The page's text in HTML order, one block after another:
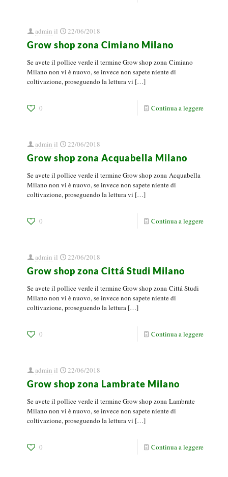
admin il 22/06/2018
Grow shop zona Cimiano Milano
Se avete il pollice verde il termine Grow shop zona Cimiano
Milano non vi è nuovo, se invece non sapete niente di
coltivazione, proseguendo la lettura vi […]
0 Continua a leggere
admin il 22/06/2018
Grow shop zona Acquabella Milano
Se avete il pollice verde il termine Grow shop zona Acquabella
Milano non vi è nuovo, se invece non sapete niente di
coltivazione, proseguendo la lettura vi […]
0 Continua a leggere
admin il 22/06/2018
Grow shop zona Cittá Studi Milano
Se avete il pollice verde il termine Grow shop zona Cittá Studi
Milano non vi è nuovo, se invece non sapete niente di
coltivazione, proseguendo la lettura […]
0 Continua a leggere
admin il 22/06/2018
Grow shop zona Lambrate Milano
Se avete il pollice verde il termine Grow shop zona Lambrate
Milano non vi è nuovo, se invece non sapete niente di
coltivazione, proseguendo la lettura vi […]
0 Continua a leggere